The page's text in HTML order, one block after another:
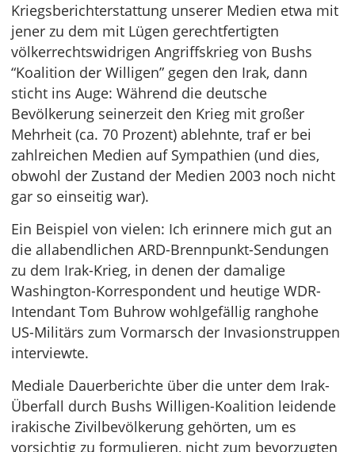
Kriegsberichterstattung unserer Medien etwa mit
jener zu dem mit Lügen gerechtfertigten
völkerrechtswidrigen Angriffskrieg von Bushs
“Koalition der Willigen” gegen den Irak, dann
sticht ins Auge: Während die deutsche
Bevölkerung seinerzeit den Krieg mit großer
Mehrheit (ca. 70 Prozent) ablehnte, traf er bei
zahlreichen Medien auf Sympathien (und dies,
obwohl der Zustand der Medien 2003 noch nicht
gar so einseitig war).
Ein Beispiel von vielen: Ich erinnere mich gut an
die allabendlichen ARD-Brennpunkt-Sendungen
zu dem Irak-Krieg, in denen der damalige
Washington-Korrespondent und heutige WDR-
Intendant Tom Buhrow wohlgefällig ranghohe
US-Militärs zum Vormarsch der Invasionstruppen
interviewte.
Mediale Dauerberichte über die unter dem Irak-
Überfall durch Bushs Willigen-Koalition leidende
irakische Zivilbevölkerung gehörten, um es
vorsichtig zu formulieren, nicht zum bevorzugten